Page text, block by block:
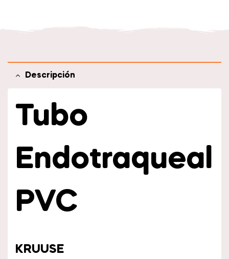
Descripción
Tubo
Endotraqueal
PVC
KRUUSE